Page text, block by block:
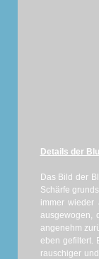
Details der
Das Bild der
Schärfe
immer
ausgewogen,
angenehm
eben gefiltert.
rauschiger